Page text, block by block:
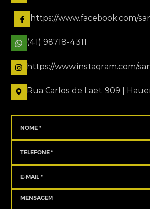
https://www.facebook.com/
(41) 98718-4311
https://www.instagram.com/
Rua Carlos de Laet, 909 |